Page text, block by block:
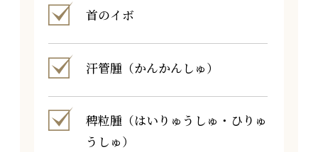
首のイボ
汗管腫（かんかんしゅ）
稗粒腫（はいりゅうしゅ・ひりゅ
うしゅ）